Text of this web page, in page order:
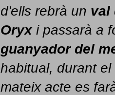
d'ells rebrà un val
Oryx i passarà a
guanyador del
habitual, durant el
mateix acte es